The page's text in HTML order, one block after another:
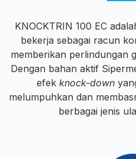
KNOCKTRIN 100 EC
bekerja sebagai racun
memberikan perlindungan
Dengan bahan aktif
efek knock-down
melumpuhkan dan
berbagai jenis